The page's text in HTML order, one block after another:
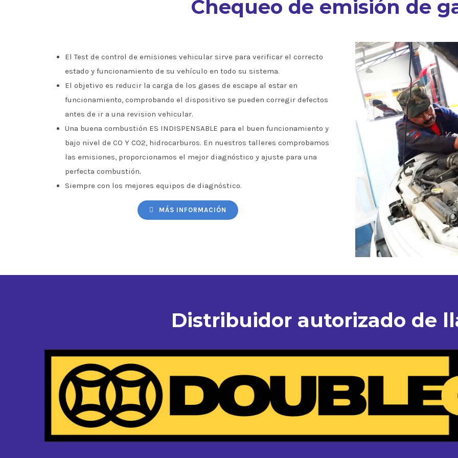
Chequeo de emisión de
El Test de control de emisiones vehicular sirve para verificar el correcto
estado y funcionamiento de su vehículo en todo su sistema.
El objetivo es reducir la carga de los gases de escape al estar en
funcionamiento, comprobando el dispositivo se pueden corregir defectos
antes de ir a una revision vehicular.
Una buena combustión ES INDISPENSABLE para el buen funcionamiento y
bajo nivel de CO Y CO2, hidrocarburos. En nuestros talleres comprobamos
las emisiones, proporcionamos el mejor diagnóstico y ajuste para una
perfecta combustión.
Siempre con los mejores equipos de diagnóstico.
MÁS INFORMACIÓN
Distribuidor autorizado de